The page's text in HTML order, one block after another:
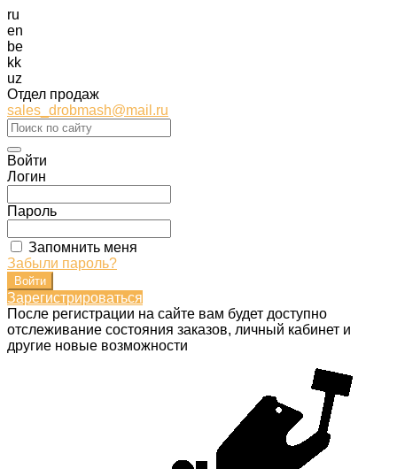
ru
en
be
kk
uz
Отдел продаж
sales_drobmash@mail.ru
Войти
Логин
Пароль
Запомнить меня
Забыли пароль?
Зарегистрироваться
После регистрации на сайте вам будет доступно
отслеживание состояния заказов, личный кабинет и
другие новые возможности